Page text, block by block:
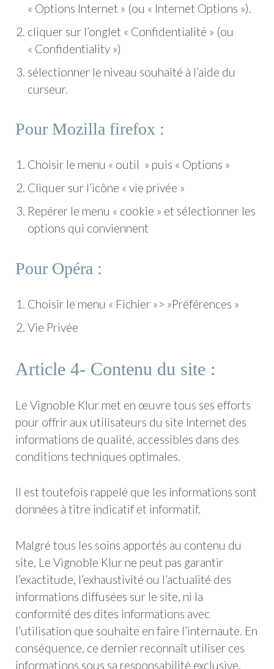
« Options Internet » (ou « Internet Options »).
cliquer sur l’onglet « Confidentialité » (ou
« Confidentiality »)
sélectionner le niveau souhaité à l’aide du
curseur.
Pour Mozilla firefox :
Choisir le menu « outil » puis « Options »
Cliquer sur l’icône « vie privée »
Repérer le menu « cookie » et sélectionner les
options qui conviennent
Pour Opéra :
Choisir le menu « Fichier »> »Préférences »
Vie Privée
Article 4- Contenu du site :
Le Vignoble Klur met en œuvre tous ses efforts
pour offrir aux utilisateurs du site Internet des
informations de qualité, accessibles dans des
conditions techniques optimales.
Il est toutefois rappelé que les informations sont
données à titre indicatif et informatif.
Malgré tous les soins apportés au contenu du
site, Le Vignoble Klur ne peut pas garantir
l’exactitude, l’exhaustivité ou l’actualité des
informations diffusées sur le site, ni la
conformité des dites informations avec
l’utilisation que souhaite en faire l’internaute. En
conséquence, ce dernier reconnaît utiliser ces
informations sous sa responsabilité exclusive.